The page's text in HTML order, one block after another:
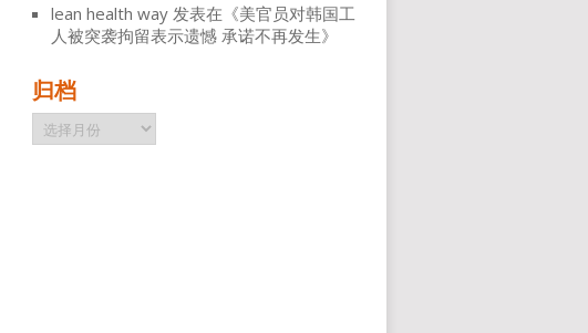
lean health way 发表在《美官员对韩国工
人被突袭拘留表示遗憾 承诺不再发生》
归档
归
档